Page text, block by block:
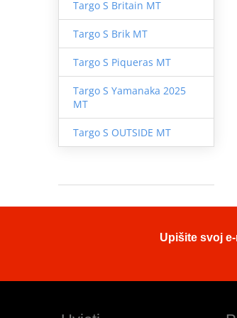
Targo S Britain MT
Targo S Brik MT
Targo S Piqueras MT
Targo S Yamanaka 2025
MT
Targo S OUTSIDE MT
Upišite svoj